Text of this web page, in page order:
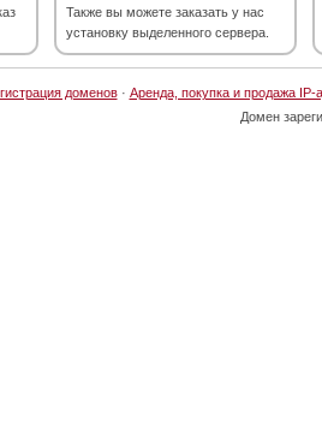
Также вы можете заказать у нас
установку выделенного сервера.
доменов· Аренда, покупка и продажа IP-
Домен